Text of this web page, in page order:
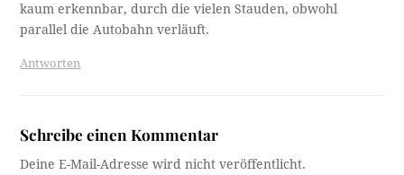
kaum erkennbar, durch die vielen Stauden, obwohl
parallel die Autobahn verläuft.
Antworten
Schreibe einen Kommentar
Deine E-Mail-Adresse wird nicht veröffentlicht.